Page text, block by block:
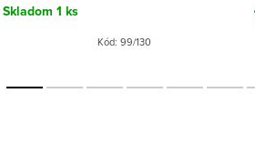
Skladom 1 ks
Kód: 99/130